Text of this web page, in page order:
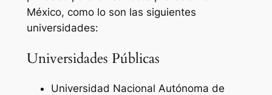
México, como lo son las siguientes
universidades:
Universidades Públicas
Universidad Nacional Autónoma de